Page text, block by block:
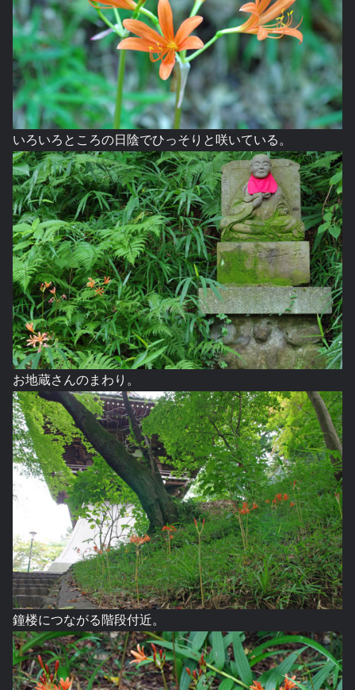
いろいろところの日陰でひっそりと咲いている。
お地蔵さんのまわり。
鐘楼につながる階段付近。